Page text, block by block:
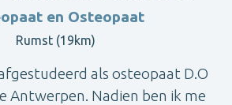
en Osteopaat
Rumst (19km)
als osteopaat D.O
Antwerpen. Nadien ben ik me